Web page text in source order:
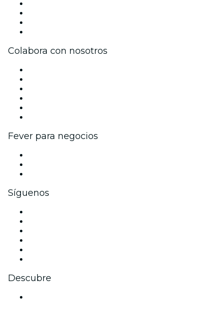
Colabora con nosotros
Fever para negocios
Síguenos
Descubre